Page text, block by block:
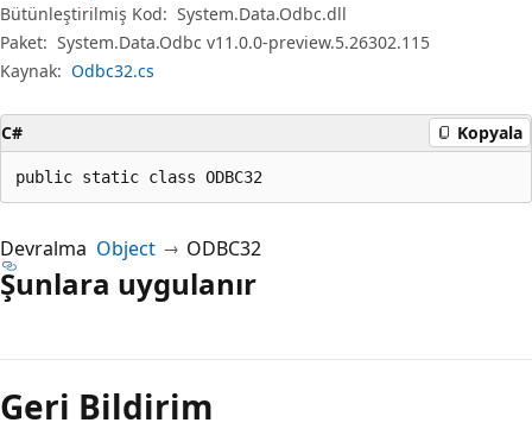
Bütünleştirilmiş Kod: System.Data.Odbc.dll
Paket: System.Data.Odbc v11.0.0-preview.5.26302.115
Kaynak: Odbc32.cs
C# Kopyala
public static class ODBC32
Devralma Object ODBC32
Şunlara uygulanır
modu
devre
Geri Bildirim